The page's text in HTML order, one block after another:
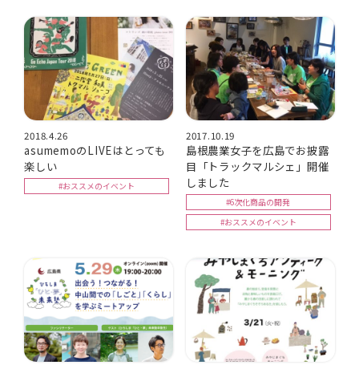
2018.4.26
asumemoのLIVEはとっても
楽しい
#おススメのイベント
2017.10.19
島根農業女子を広島でお披露
目「トラックマルシェ」開催
しました
#6次化商品の開発
#おススメのイベント